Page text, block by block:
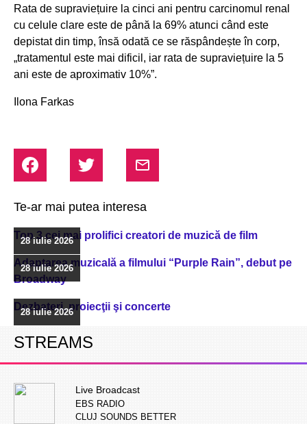
Rata de supraviețuire la cinci ani pentru carcinomul renal
cu celule clare este de până la 69% atunci când este
depistat din timp, însă odată ce se răspândește în corp,
„tratamentul este mai dificil, iar rata de supraviețuire la 5
ani este de aproximativ 10%”.
Ilona Farkas
Te-ar mai putea interesa
Top 3 cei mai prolifici creatori de muzică de film
28 iulie 2026
Adaptarea muzicală a filmului “Purple Rain”, debut pe
Broadway
28 iulie 2026
Dezbateri, proiecţii şi concerte
28 iulie 2026
STREAMS
Live Broadcast
EBS RADIO
CLUJ SOUNDS BETTER